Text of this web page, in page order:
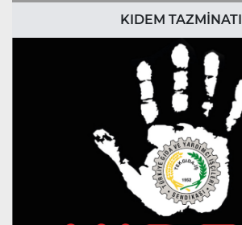
KIDEM TAZMİNATI